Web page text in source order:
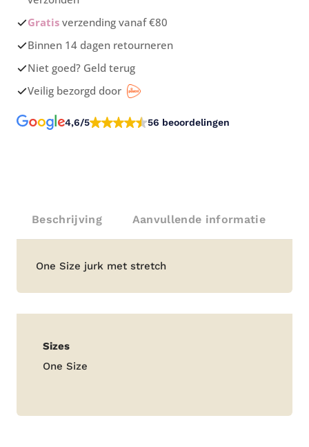
Gratis verzending vanaf €80
Binnen 14 dagen retourneren
Niet goed? Geld terug
Veilig bezorgd door
4,6/5 56 beoordelingen
Beschrijving Aanvullende informatie
Beschrijving
One Size jurk met stretch
Aanvullende
informatie
Sizes
One Size